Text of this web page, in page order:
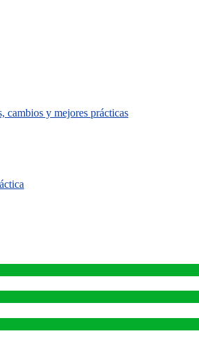
cambios y mejores prácticas